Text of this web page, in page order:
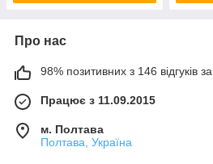
Про нас
98% позитивних з 146 відгуків за
Працює з 11.09.2015
м. Полтава
Полтава, Україна